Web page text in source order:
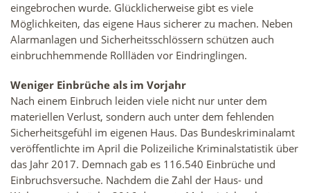
eingebrochen wurde. Glücklicherweise gibt es viele
Möglichkeiten, das eigene Haus sicherer zu machen. Neben
Alarmanlagen und Sicherheitsschlössern schützen auch
einbruchhemmende Rollläden vor Eindringlingen.
Weniger Einbrüche als im Vorjahr
Nach einem Einbruch leiden viele nicht nur unter dem
materiellen Verlust, sondern auch unter dem fehlenden
Sicherheitsgefühl im eigenen Haus. Das Bundeskriminalamt
veröffentlichte im April die Polizeiliche Kriminalstatistik über
das Jahr 2017. Demnach gab es 116.540 Einbrüche und
Einbruchsversuche. Nachdem die Zahl der Haus- und